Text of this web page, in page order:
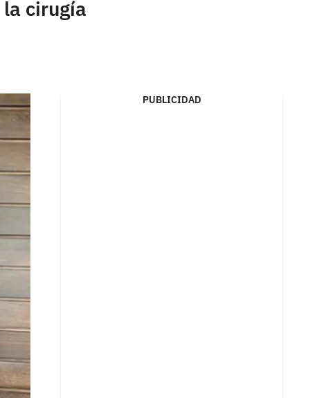
cirugía
PUBLICIDAD